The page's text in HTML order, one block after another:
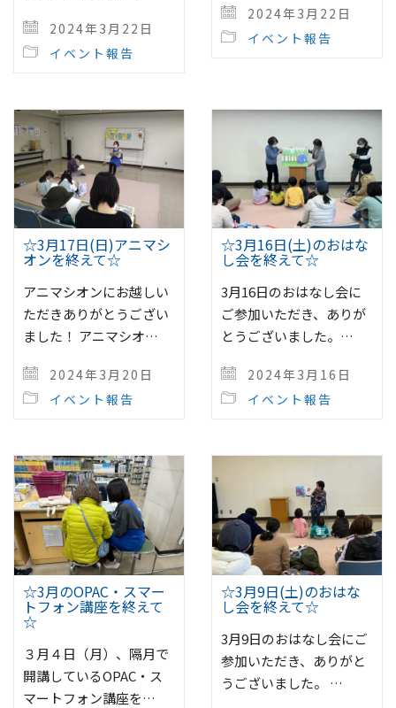
2024年3月22日
イベント報告
2024年3月22日
イベント報告
☆3月17日(日)アニマシ
オンを終えて☆
アニマシオンにお越しい
ただきありがとうござい
ました！ アニマシオ…
2024年3月20日
イベント報告
☆3月16日(土)のおはな
し会を終えて☆
3月16日のおはなし会に
ご参加いただき、ありが
とうございました。…
2024年3月16日
イベント報告
☆3月のOPAC・スマー
トフォン講座を終えて
☆
３月４日（月）、隔月で
開講しているOPAC・ス
マートフォン講座を…
☆3月9日(土)のおはな
し会を終えて☆
3月9日のおはなし会にご
参加いただき、ありがと
うございました。 …